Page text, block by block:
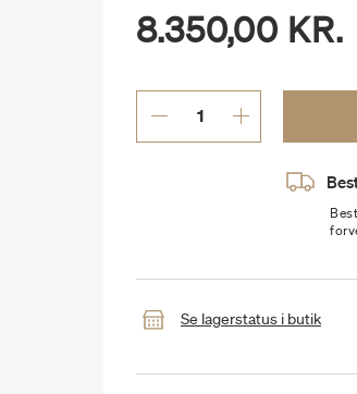
8.350,00 KR.
Se lagerstatus i butik